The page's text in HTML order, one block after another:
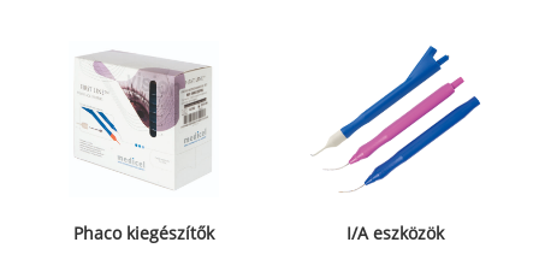
Phaco kiegészítők I/A eszközök